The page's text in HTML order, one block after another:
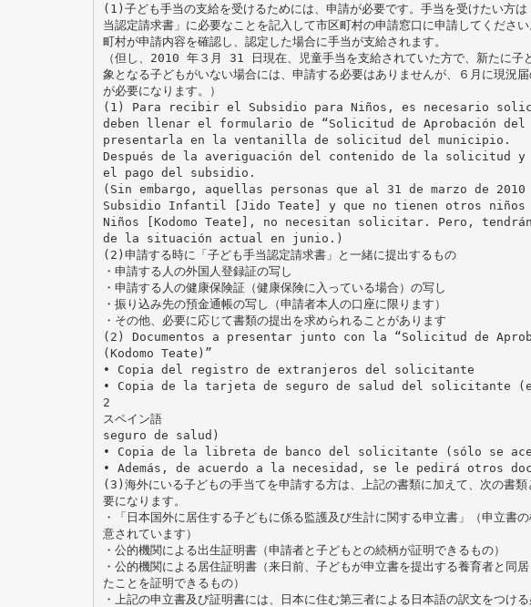
(1)子ども手当の支給を受けるためには、申請が必要です。手当を受けたい方は
当認定請求書」に必要なことを記入して市区町村の申請窓口に申請してくださ
町村が申請内容を確認し、認定した場合に手当が支給されます。
（但し、2010 年３月 31 日現在、児童手当を支給されていた方で、新たに子
象となる子どもがいない場合には、申請する必要はありませんが、６月に現況
が必要になります。）
(1) Para recibir el Subsidio para Niños, es necesario
deben llenar el formulario de “Solicitud de Aprobación del
presentarla en la ventanilla de solicitud del municipio.
Después de la averiguación del contenido de la solicitud
el pago del subsidio.
(Sin embargo, aquellas personas que al 31 de marzo de
Subsidio Infantil [Jido Teate] y que no tienen otros niños
Niños [Kodomo Teate], no necesitan solicitar. Pero,
de la situación actual en junio.)
(2)申請する時に「子ども手当認定請求書」と一緒に提出するもの
・申請する人の外国人登録証の写し
・申請する人の健康保険証（健康保険に入っている場合）の写し
・振り込み先の預金通帳の写し（申請者本人の口座に限ります）
・その他、必要に応じて書類の提出を求められることがあります
(2) Documentos a presentar junto con la “Solicitud de
(Kodomo Teate)”
• Copia del registro de extranjeros del solicitante
• Copia de la tarjeta de seguro de salud del solicitante
2
スペイン語
seguro de salud)
• Copia de la libreta de banco del solicitante (sólo se
• Además, de acuerdo a la necesidad, se le pedirá otros
(3)海外にいる子どもの手当てを申請する方は、上記の書類に加えて、次の書類
要になります。
・「日本国外に居住する子どもに係る監護及び生計に関する申立書」（申立書
意されています）
・公的機関による出生証明書（申請者と子どもとの続柄が証明できるもの）
・公的機関による居住証明書（来日前、子どもが申立書を提出する養育者と同
たことを証明できるもの）
・上記の申立書及び証明書には、日本に住む第三者による日本語の訳文をつけ